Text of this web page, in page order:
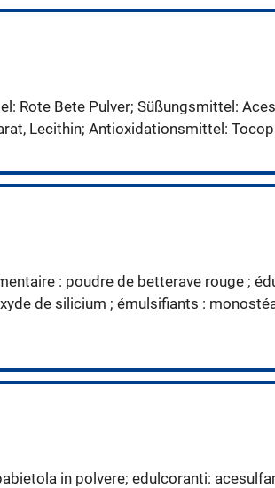
Rote Bete Pulver; Süßungsmittel:
Lecithin; Antioxidationsmittel:
: poudre de betterave rouge ;
de silicium ; émulsifiants :
in polvere; edulcoranti: